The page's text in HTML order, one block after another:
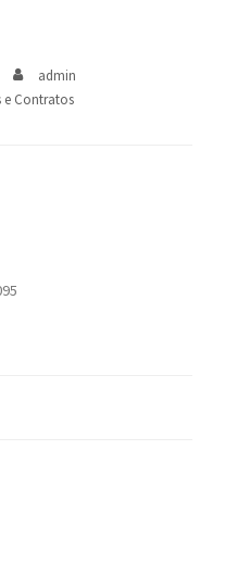
admin
e Contratos